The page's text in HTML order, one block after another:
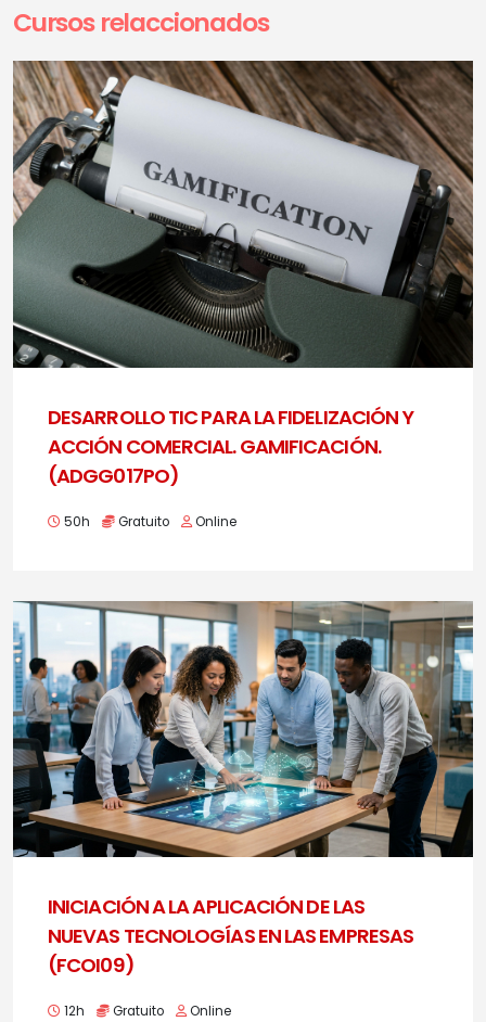
Cursos relaccionados
DESARROLLO TIC PARA LA FIDELIZACIÓN Y
ACCIÓN COMERCIAL. GAMIFICACIÓN.
(ADGG017PO)
50h Gratuito Online
INICIACIÓN A LA APLICACIÓN DE LAS
NUEVAS TECNOLOGÍAS EN LAS EMPRESAS
(FCOI09)
12h Gratuito Online